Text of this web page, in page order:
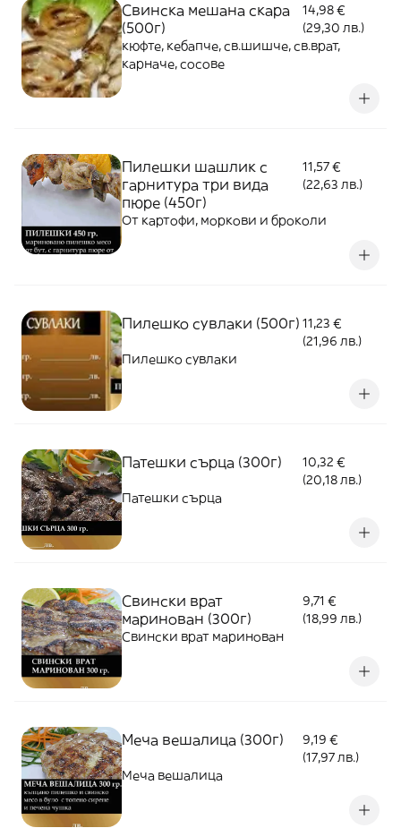
Свинска мешана скара
(500г)
14,98 €
(29,30 лв.)
кюфте, кебапче, св.шишче, св.врат,
карначе, сосове
Пилешки шашлик с
гарнитура три вида
пюре (450г)
11,57 €
(22,63 лв.)
От картофи, моркови и броколи
Пилешко сувлаки (500г) 11,23 €
(21,96 лв.)
Пилешко сувлаки
Патешки сърца (300г)
10,32 €
(20,18 лв.)
Патешки сърца
Свински врат
маринован (300г)
9,71 €
(18,99 лв.)
Свински врат маринован
Меча вешалица (300г)
9,19 €
(17,97 лв.)
Меча вешалица